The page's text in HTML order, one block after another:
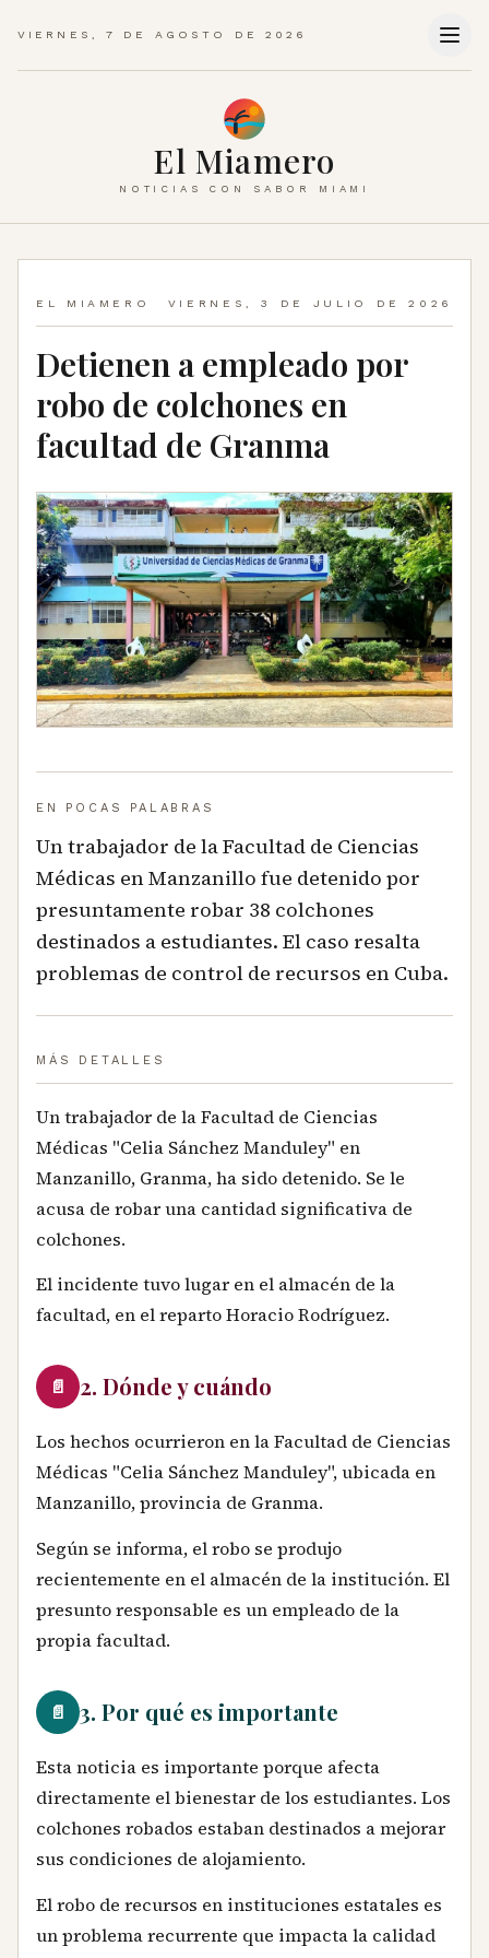
VIERNES, 7 DE AGOSTO DE 2026
El Miamero
NOTICIAS CON SABOR MIAMI
EL MIAMERO VIERNES, 3 DE JULIO DE 2026
Detienen a empleado por
robo de colchones en
facultad de Granma
EN POCAS PALABRAS
Un trabajador de la Facultad de Ciencias
Médicas en Manzanillo fue detenido por
presuntamente robar 38 colchones
destinados a estudiantes. El caso resalta
problemas de control de recursos en Cuba.
MÁS DETALLES
Un trabajador de la Facultad de Ciencias
Médicas "Celia Sánchez Manduley" en
Manzanillo, Granma, ha sido detenido. Se le
acusa de robar una cantidad significativa de
colchones.
El incidente tuvo lugar en el almacén de la
facultad, en el reparto Horacio Rodríguez.
📄 2. Dónde y cuándo
Los hechos ocurrieron en la Facultad de Ciencias
Médicas "Celia Sánchez Manduley", ubicada en
Manzanillo, provincia de Granma.
Según se informa, el robo se produjo
recientemente en el almacén de la institución. El
presunto responsable es un empleado de la
propia facultad.
📄 3. Por qué es importante
Esta noticia es importante porque afecta
directamente el bienestar de los estudiantes. Los
colchones robados estaban destinados a mejorar
sus condiciones de alojamiento.
El robo de recursos en instituciones estatales es
un problema recurrente que impacta la calidad